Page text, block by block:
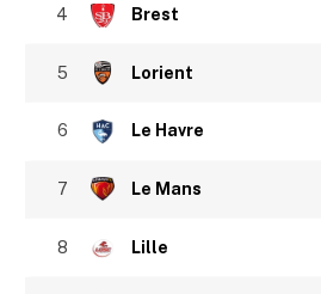
4 Brest
5 Lorient
6 Le Havre
7 Le Mans
8 Lille